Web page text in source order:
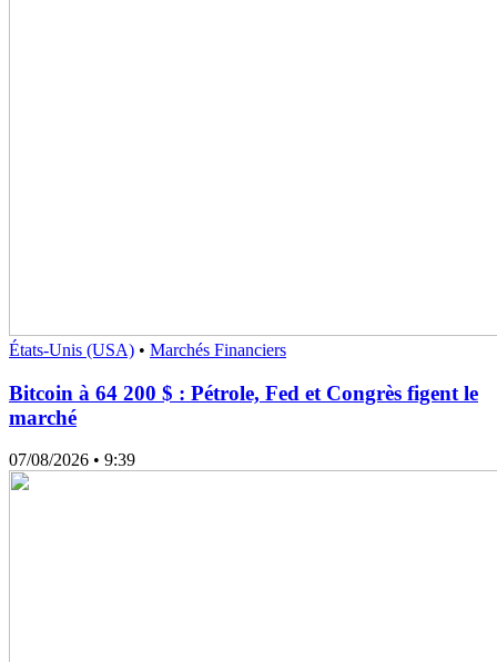
États-Unis (USA) • Marchés Financiers
Bitcoin à 64 200 $ : Pétrole, Fed et Congrès figent le
marché
07/08/2026 • 9:39